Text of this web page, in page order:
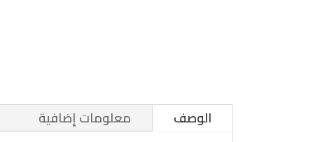
الوصف معلومات إضافية